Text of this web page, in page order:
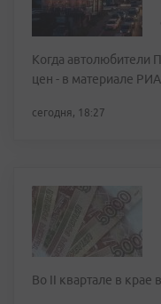
Когда автолюбители
цен - в материале
сегодня, 18:27
Во II квартале в крае